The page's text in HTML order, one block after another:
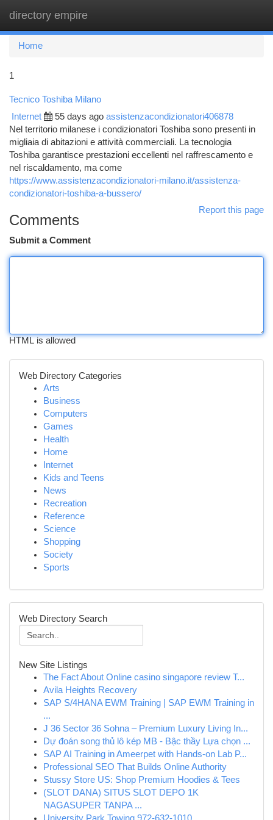
directory empire
Home
1
Tecnico Toshiba Milano
Internet 55 days ago assistenzacondizionatori406878
Nel territorio milanese i condizionatori Toshiba sono presenti in
migliaia di abitazioni e attività commerciali. La tecnologia
Toshiba garantisce prestazioni eccellenti nel raffrescamento e
nel riscaldamento, ma come
https://www.assistenzacondizionatori-milano.it/assistenza-
condizionatori-toshiba-a-bussero/
Report this page
Comments
Submit a Comment
HTML is allowed
Web Directory Categories
Arts
Business
Computers
Games
Health
Home
Internet
Kids and Teens
News
Recreation
Reference
Science
Shopping
Society
Sports
Web Directory Search
New Site Listings
The Fact About Online casino singapore review T...
Avila Heights Recovery
SAP S/4HANA EWM Training | SAP EWM Training in
...
J 36 Sector 36 Sohna – Premium Luxury Living In...
Dự đoán song thủ lô kép MB - Bậc thầy Lựa chọn ...
SAP AI Training in Ameerpet with Hands-on Lab P...
Professional SEO That Builds Online Authority
Stussy Store US: Shop Premium Hoodies & Tees
(SLOT DANA) SITUS SLOT DEPO 1K
NAGASUPER TANPA ...